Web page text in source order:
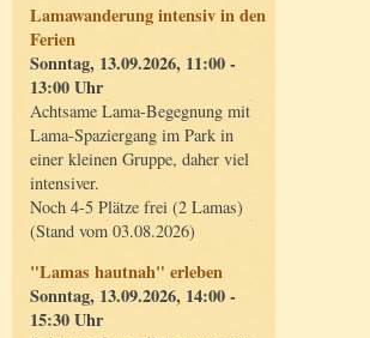
Lamawanderung intensiv in den
Ferien
Sonntag, 13.09.2026, 11:00 -
13:00 Uhr
Achtsame Lama-Begegnung mit
Lama-Spaziergang im Park in
einer kleinen Gruppe, daher viel
intensiver.
Noch 4-5 Plätze frei (2 Lamas)
(Stand vom 03.08.2026)
"Lamas hautnah" erleben
Sonntag, 13.09.2026, 14:00 -
15:30 Uhr